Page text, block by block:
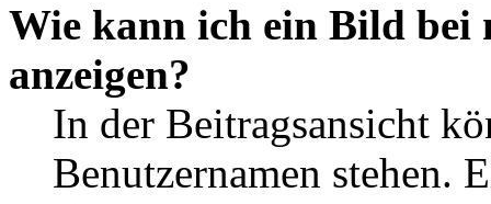
Wie kann ich ein Bild bei
anzeigen?
In der Beitragsansicht
Benutzernamen stehen.